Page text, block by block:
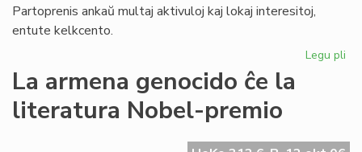
Partoprenis ankaŭ multaj aktivuloj kaj lokaj interesitoj,
entute kelkcento.
Legu pli
en
La armena genocido ĉe la
literatura Nobel-premio